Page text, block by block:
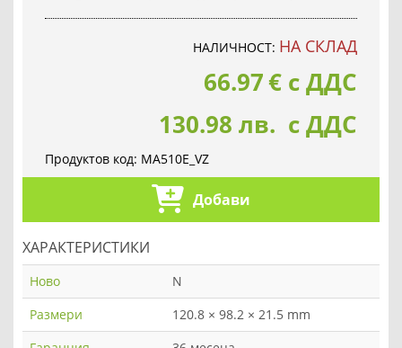
НАЛИЧНОСТ: НА СКЛАД
66.97€ с ДДС
130.98 лв. с ДДС
Продуктов код: MA510E_VZ
Добави
ХАРАКТЕРИСТИКИ
Ново
N
Размери
120.8 × 98.2 × 21.5 mm